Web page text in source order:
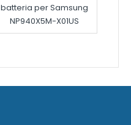
batteria per Samsung
NP940X5M-X01US